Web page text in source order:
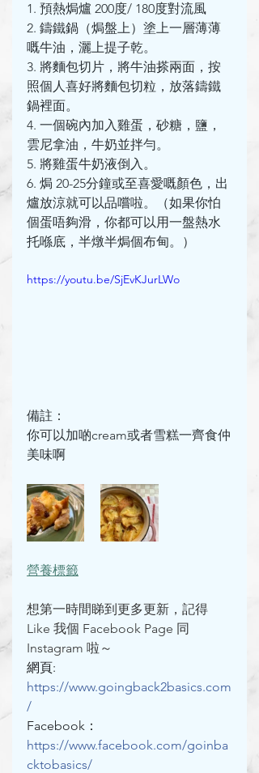
1. 預熱焗爐 200度/ 180度對流風
2. 鑄鐵鍋（焗盤上）塗上一層薄薄
嘅牛油，灑上提子乾。
3. 將麵包切片，將牛油搽兩面，按
照個人喜好將麵包切粒，放落鑄鐵
鍋裡面。
4. 一個碗內加入雞蛋，砂糖，鹽，
雲尼拿油，牛奶並拌勻。
5. 將雞蛋牛奶液倒入。
6. 焗 20-25分鐘或至喜愛嘅顏色，出
爐放涼就可以品嚐啦。（如果你怕
個蛋唔夠滑，你都可以用一盤熱水
托喺底，半燉半焗個布甸。）
https://youtu.be/SjEvKJurLWo
備註：
你可以加啲cream或者雪糕一齊食仲
美味啊
營養標籤
想第一時間睇到更多更新，記得
Like 我個 Facebook Page 同
Instagram 啦～
網頁:
https://www.goingback2basics.com
/
Facebook：
https://www.facebook.com/goinba
cktobasics/